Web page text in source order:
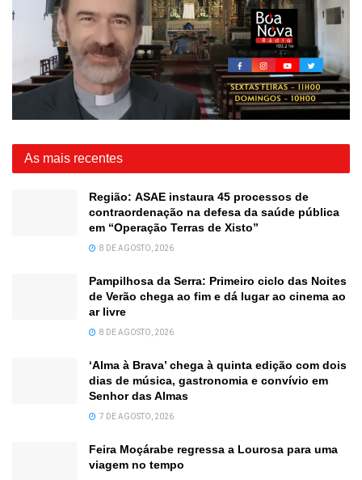
As mais recentes
Região: ASAE instaura 45 processos de
contraordenação na defesa da saúde pública
em “Operação Terras de Xisto”
8 DE AGOSTO, 2026
Pampilhosa da Serra: Primeiro ciclo das Noites
de Verão chega ao fim e dá lugar ao cinema ao
ar livre
8 DE AGOSTO, 2026
‘Alma à Brava’ chega à quinta edição com dois
dias de música, gastronomia e convívio em
Senhor das Almas
7 DE AGOSTO, 2026
Feira Moçárabe regressa a Lourosa para uma
viagem no tempo